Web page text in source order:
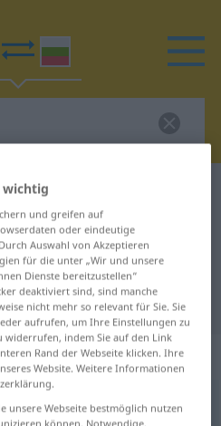
Übersetzung
Übersetzung
wichtig
und greifen auf
oder eindeutige
Auswahl von Akzeptieren
für die unter „Wir und unsere
Dienste bereitzustellen“
deaktiviert sind, sind manche
nicht mehr so relevant für Sie. Sie
aufrufen, um Ihre Einstellungen zu
indem Sie auf den Link
Rand der Webseite klicken. Ihre
Website. Weitere Informationen
unsere Webseite bestmöglich nutzen
können. Notwendige,